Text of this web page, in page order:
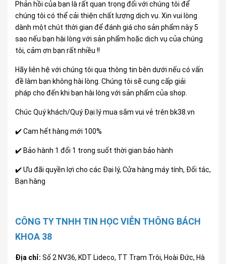
Phản hồi của bạn là rất quan trọng đối với chúng tôi để
chúng tôi có thể cải thiện chất lượng dịch vụ. Xin vui lòng
dành một chút thời gian để đánh giá cho sản phẩm này 5
sao nếu bạn hài lòng với sản phẩm hoặc dịch vụ của chúng
tôi, cảm ơn bạn rất nhiều !!
Hãy liên hệ với chúng tôi qua thông tin bên dưới nếu có vấn
đề làm bạn không hài lòng. Chúng tôi sẽ cung cấp giải
pháp cho đến khi bạn hài lòng với sản phẩm của shop.
Chúc Quý khách/Quý Đại lý mua sắm vui vẻ trên bk38.vn
✔️ Cam hết hàng mới 100%
✔️ Bảo hành 1 đổi 1 trong suốt thời gian bảo hành
✔️ Ưu đãi quyền lợi cho các Đại lý, Cửa hàng máy tính, Đối tác,
Bạn hàng
CÔNG TY TNHH TIN HỌC VIỄN THÔNG BÁCH
KHOA 38
Địa chỉ: Số 2 NV36, KDT Lideco, TT Trạm Trôi, Hoài Đức, Hà